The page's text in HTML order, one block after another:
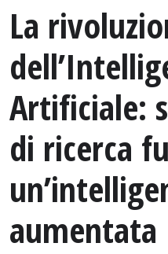
La
Artificiale:
di ricerca
aumentata